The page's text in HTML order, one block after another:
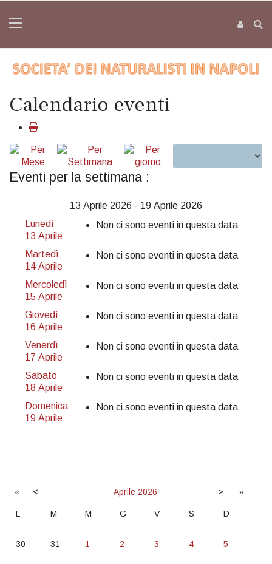
Calendario eventi
Eventi per la settimana :
13 Aprile 2026 - 19 Aprile 2026
Lunedì
13 Aprile
Non ci sono eventi in questa data
Martedì
14 Aprile
Non ci sono eventi in questa data
Mercoledì
15 Aprile
Non ci sono eventi in questa data
Giovedì
16 Aprile
Non ci sono eventi in questa data
Venerdì
17 Aprile
Non ci sono eventi in questa data
Sabato
18 Aprile
Non ci sono eventi in questa data
Domenica
19 Aprile
Non ci sono eventi in questa data
« < Aprile 2026 > »
L M M G V S D
30 31 1 2 3 4 5